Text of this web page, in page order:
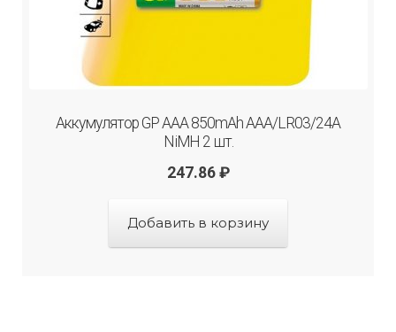
Аккумулятор GP AAA 850mAh AAA/LR03/24A
NiMH 2 шт.
247.86 ₽
Добавить в корзину